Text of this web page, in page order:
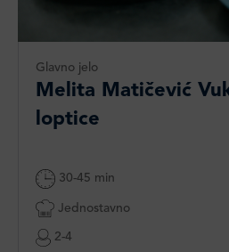
Glavno jelo
Melita Matičević
loptice
30-45 min
Jednostavno
2-4